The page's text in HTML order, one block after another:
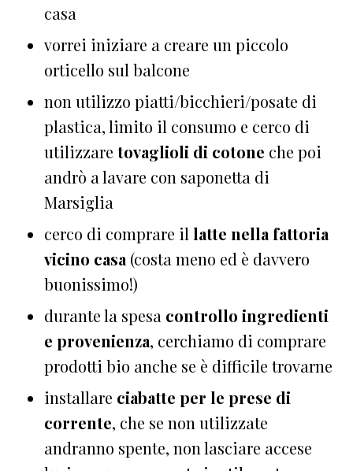
casa
vorrei iniziare a creare un piccolo
orticello sul balcone
non utilizzo piatti/bicchieri/posate di
plastica, limito il consumo e cerco di
utilizzare tovaglioli di cotone che poi
andrò a lavare con saponetta di
Marsiglia
cerco di comprare il latte nella fattoria
vicino casa (costa meno ed è davvero
buonissimo!)
durante la spesa controllo ingredienti
e provenienza, cerchiamo di comprare
prodotti bio anche se è difficile trovarne
installare ciabatte per le prese di
corrente, che se non utilizzate
andranno spente, non lasciare accese